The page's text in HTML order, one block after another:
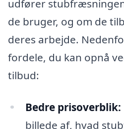
udfører
de bruger, og om de
deres arbejde.
fordele, du kan opnå
tilbud:
Bedre prisoverblik:
billede af, hvad